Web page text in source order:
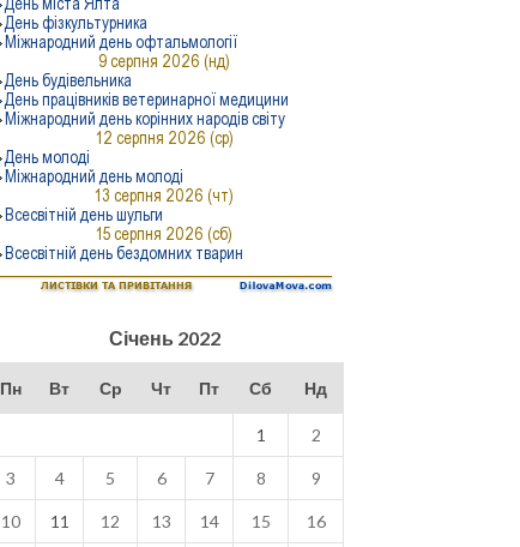
Січень 2022
Пн Вт Ср Чт Пт Сб Нд
1 2
3 4 5 6 7 8 9
10 11 12 13 14 15 16